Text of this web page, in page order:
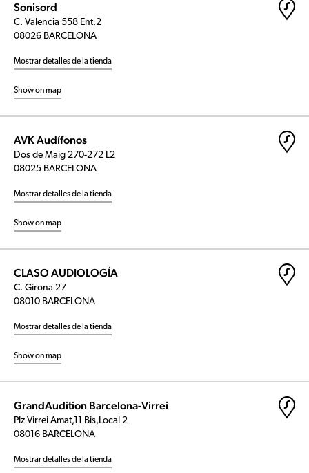
Sonisord
C. Valencia 558 Ent.2
08026 BARCELONA
Mostrar detalles de la tienda
Show on map
AVK Audífonos
Dos de Maig 270-272 L2
08025 BARCELONA
Mostrar detalles de la tienda
Show on map
CLASO AUDIOLOGÍA
C. Girona 27
08010 BARCELONA
Mostrar detalles de la tienda
Show on map
GrandAudition Barcelona-Virrei
Plz Virrei Amat,11 Bis,Local 2
08016 BARCELONA
Mostrar detalles de la tienda